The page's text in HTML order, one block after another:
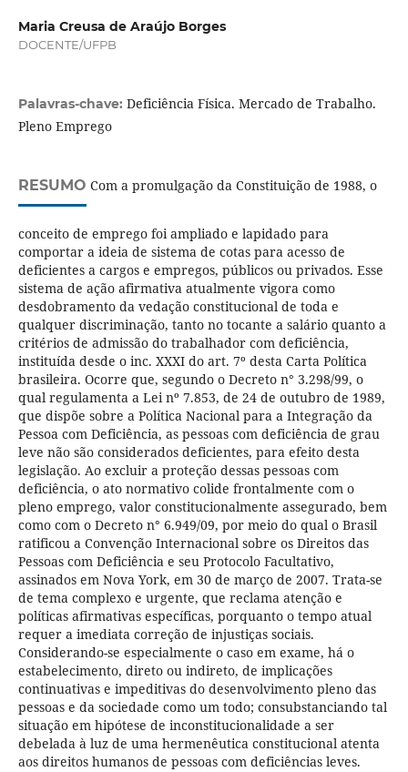
Maria Creusa de Araújo Borges
DOCENTE/UFPB
Palavras-chave: Deficiência Física. Mercado de Trabalho.
Pleno Emprego
RESUMO Com a promulgação da Constituição de 1988, o
conceito de emprego foi ampliado e lapidado para
comportar a ideia de sistema de cotas para acesso de
deficientes a cargos e empregos, públicos ou privados. Esse
sistema de ação afirmativa atualmente vigora como
desdobramento da vedação constitucional de toda e
qualquer discriminação, tanto no tocante a salário quanto a
critérios de admissão do trabalhador com deficiência,
instituída desde o inc. XXXI do art. 7º desta Carta Política
brasileira. Ocorre que, segundo o Decreto n° 3.298/99, o
qual regulamenta a Lei nº 7.853, de 24 de outubro de 1989,
que dispõe sobre a Política Nacional para a Integração da
Pessoa com Deficiência, as pessoas com deficiência de grau
leve não são considerados deficientes, para efeito desta
legislação. Ao excluir a proteção dessas pessoas com
deficiência, o ato normativo colide frontalmente com o
pleno emprego, valor constitucionalmente assegurado, bem
como com o Decreto n° 6.949/09, por meio do qual o Brasil
ratificou a Convenção Internacional sobre os Direitos das
Pessoas com Deficiência e seu Protocolo Facultativo,
assinados em Nova York, em 30 de março de 2007. Trata-se
de tema complexo e urgente, que reclama atenção e
políticas afirmativas específicas, porquanto o tempo atual
requer a imediata correção de injustiças sociais.
Considerando-se especialmente o caso em exame, há o
estabelecimento, direto ou indireto, de implicações
continuativas e impeditivas do desenvolvimento pleno das
pessoas e da sociedade como um todo; consubstanciando tal
situação em hipótese de inconstitucionalidade a ser
debelada à luz de uma hermenêutica constitucional atenta
aos direitos humanos de pessoas com deficiências leves.